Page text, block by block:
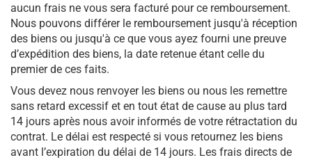
aucun frais ne vous sera facturé pour ce remboursement.
Nous pouvons différer le remboursement jusqu'à réception
des biens ou jusqu'à ce que vous ayez fourni une preuve
d’expédition des biens, la date retenue étant celle du
premier de ces faits.
Vous devez nous renvoyer les biens ou nous les remettre
sans retard excessif et en tout état de cause au plus tard
14 jours après nous avoir informés de votre rétractation du
contrat. Le délai est respecté si vous retournez les biens
avant l’expiration du délai de 14 jours. Les frais directs de